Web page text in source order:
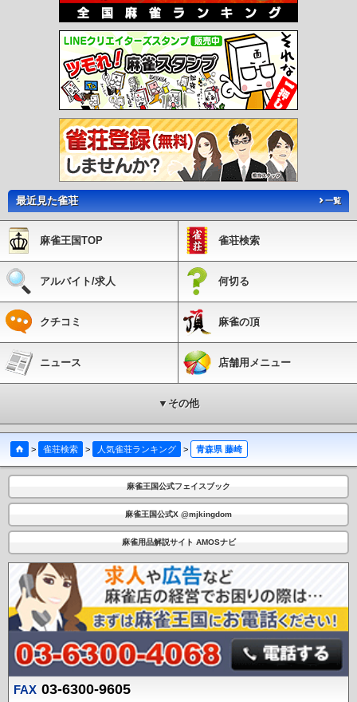
最近見た雀荘 一覧
麻雀王国TOP 雀荘検索
アルバイト/求人 何切る
クチコミ 麻雀の頂
ニュース 店舗用メニュー
▼その他
> 雀荘検索 > 人気雀荘ランキング > 青森県 藤崎
麻雀王国公式フェイスブック
麻雀王国公式X @mjkingdom
麻雀用品解説サイト AMOSナビ
FAX 03-6300-9605